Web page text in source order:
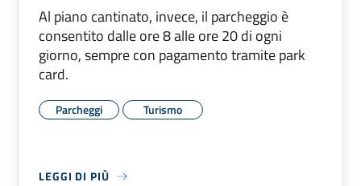
Al piano cantinato, invece, il parcheggio è
consentito dalle ore 8 alle ore 20 di ogni
giorno, sempre con pagamento tramite park
card.
Parcheggi Turismo
LEGGI DI PIÙ